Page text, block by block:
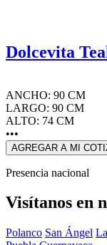
Dolcevita
ANCHO: 90 CM
LARGO: 90 CM
ALTO: 74 CM
•••
AGREGAR A MI
Presencia nacional
Visítanos en
Polanco San Ángel